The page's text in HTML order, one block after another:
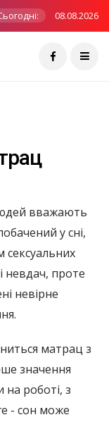
08.08.2026
вважають
у сні,
сексуальних
невдач, проте
невірне
матрац з
значення
роботі, з
- сон може